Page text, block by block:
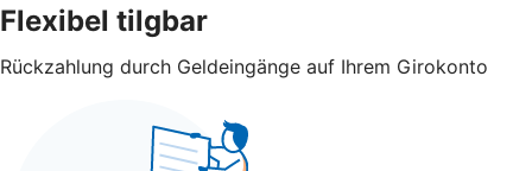
Flexibel tilgbar
Rückzahlung durch Geldeingänge auf Ihrem Girokonto